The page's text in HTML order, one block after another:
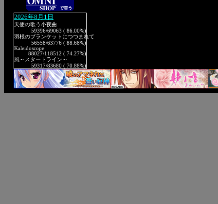
2026年8月1日
天使の歌う小夜曲
59396/69063 ( 86.00%)
羽根のブランケットにつつまれて
56558/63776 ( 88.68%)
Kaleidoscope
88027/118512 ( 74.27%)
風～スタートライン～
59317/83680 ( 70.88%)